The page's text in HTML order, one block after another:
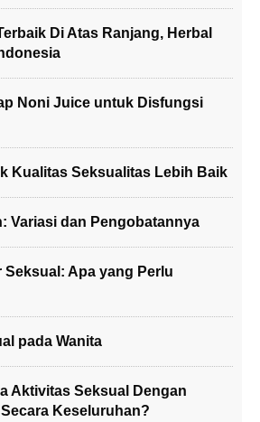
Di Atas Ranjang, Herbal
Noni Juice untuk Disfungsi
Kualitas Seksualitas Lebih Baik
Variasi dan Pengobatannya
Seksual: Apa yang Perlu
pada Wanita
Aktivitas Seksual Dengan
Keseluruhan?